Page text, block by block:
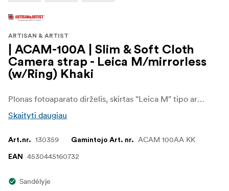
ARTISAN & ARTIST
| ACAM-100A | Slim & Soft Cloth
Camera strap - Leica M/mirrorless
(w/Ring) Khaki
Plonas fotoaparato dirželis, skirtas "Leica M" tipo arba beveidrodžiams fotoaparatams su žiedo tipo tvirtinimo sistema. Iš akrilo juostos pagamintas dirželis yra minkštas ir pritaikytas įvairiems nešiojimo stiliams. Dirželis turi apsauginius atvartus, kad žiedas nesubraižytų fotoaparato korpuso.
Skaityti daugiau
Art.nr. 130359 Gamintojo Art. nr. ACAM 100AA KK
EAN 4530445160732
Sandėlyje